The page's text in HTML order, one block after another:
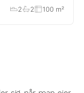
2 2 100 m²